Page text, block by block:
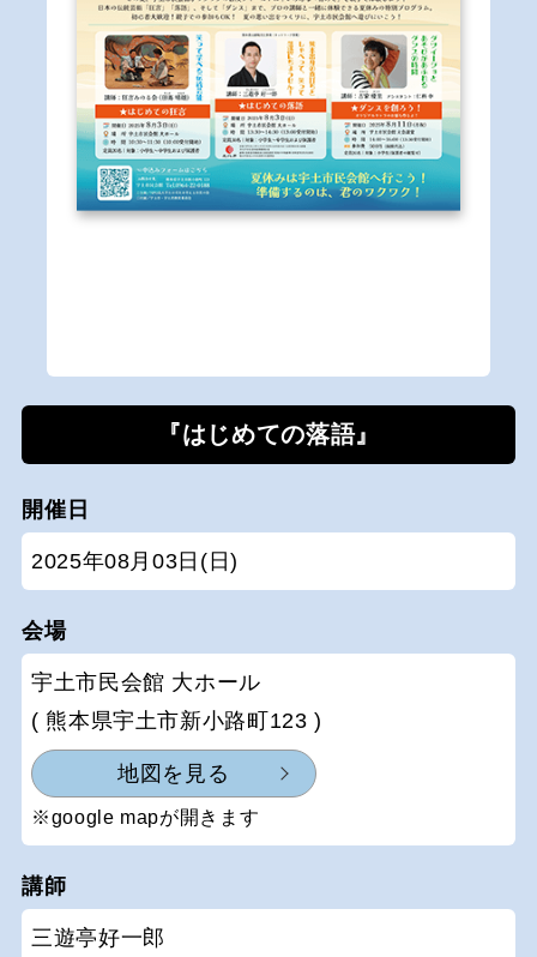
『はじめての落語』
開催日
2025年08月03日(日)
会場
宇土市民会館 大ホール
( 熊本県宇土市新小路町123 )
地図を見る
※google mapが開きます
講師
三遊亭好一郎